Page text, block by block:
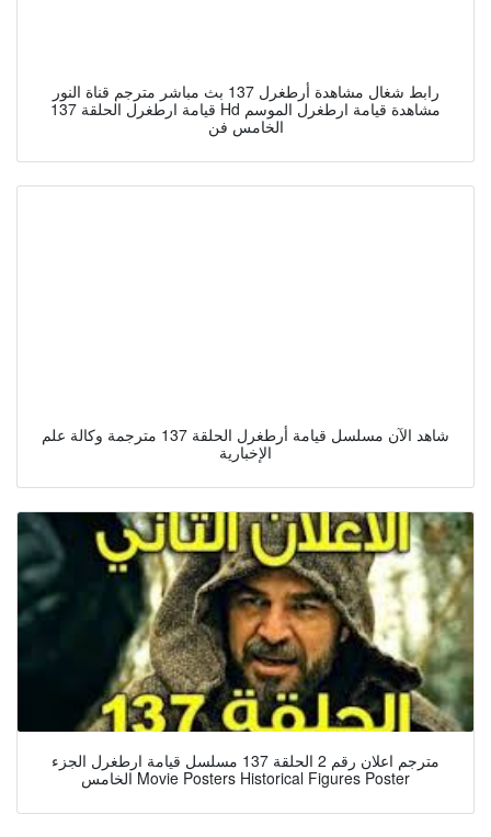
رابط شغال مشاهدة أرطغرل 137 بث مباشر مترجم قناة النور
قيامة ارطغرل الحلقة 137 Hd مشاهدة قيامة ارطغرل الموسم
الخامس فن
شاهد الآن مسلسل قيامة أرطغرل الحلقة 137 مترجمة وكالة علم
الإخبارية
مترجم اعلان رقم 2 الحلقة 137 مسلسل قيامة ارطغرل الجزء
الخامس Movie Posters Historical Figures Poster